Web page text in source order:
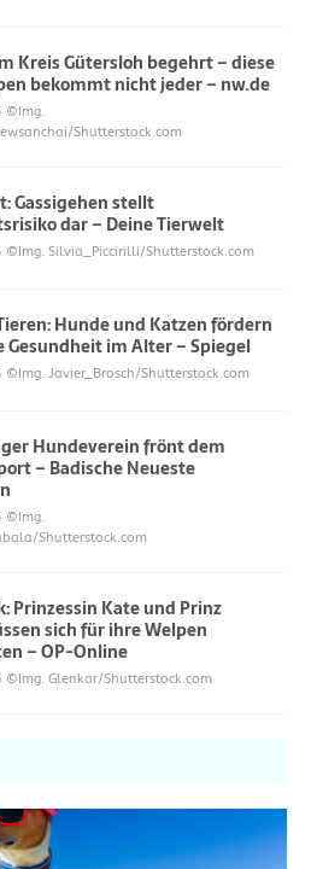
Kreis Gütersloh begehrt – diese
bekommt nicht jeder – nw.de
©Img.
Shutterstock.com
Gassigehen stellt
dar – Deine Tierwelt
©Img. Silvia_Piccirilli/Shutterstock.com
Hunde und Katzen fördern
Gesundheit im Alter – Spiegel
©Img. Javier_Brosch/Shutterstock.com
Hundeverein frönt dem
– Badische Neueste
©Img.
Shutterstock.com
Prinzessin Kate und Prinz
sich für ihre Welpen
– OP-Online
©Img. Glenkar/Shutterstock.com